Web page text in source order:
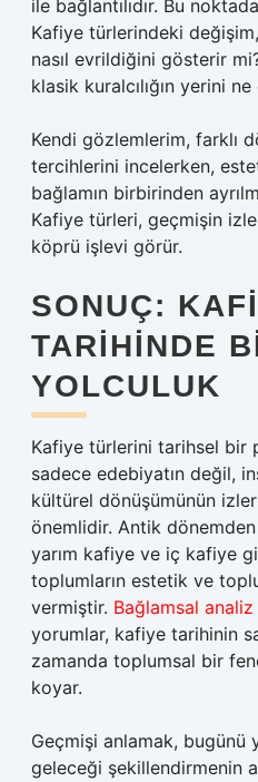
ile bağlantılıdır. Bu
Kafiye türlerindeki
nasıl evrildiğini gösterir
klasik kuralcılığın yerini
Kendi gözlemlerim, farklı
tercihlerini incelerken,
bağlamın birbirinden
Kafiye türleri, geçmişin
köprü işlevi görür.
SONUÇ:
TARIHINDE
YOLCULUK
Kafiye türlerini tarihsel bir
sadece edebiyatın değil,
kültürel dönüşümünün
önemlidir. Antik
yarım kafiye ve iç kafiye
toplumların estetik ve
vermiştir. Bağlamsal analiz
yorumlar, kafiye tarihinin
zamanda toplumsal bir
koyar.
Geçmişi anlamak, bugünü
geleceği şekillendirmenin